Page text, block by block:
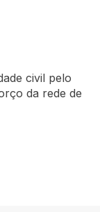
civil pelo
da rede de